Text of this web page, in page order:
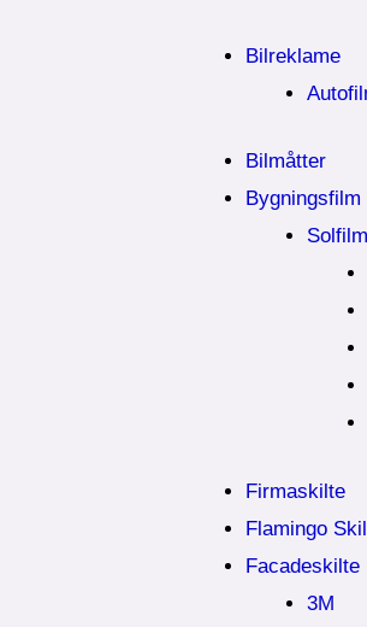
Bilreklame
Bilmåtter
Bygningsfilm
Solfilm
Firmaskilte
Flamingo
Facadeskilte
3M